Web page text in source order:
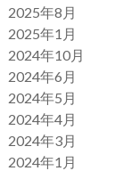
2025年8月
2025年1月
2024年10月
2024年6月
2024年5月
2024年4月
2024年3月
2024年1月